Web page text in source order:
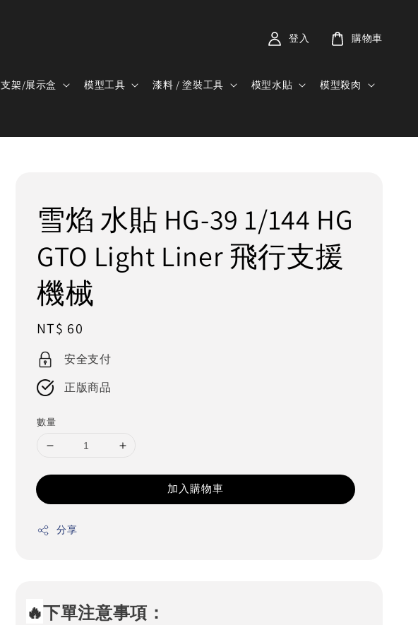
支架/展示盒 模型工具 漆料 / 塗裝工具 模型水貼 模型殺肉
登入 購物車
雪焰 水貼 HG-39 1/144 HG
GTO Light Liner 飛行支援
機械
Regular
price
NT$ 60
安全支付
正版商品
數量
加入購物車
分享
🔥下單注意事項：